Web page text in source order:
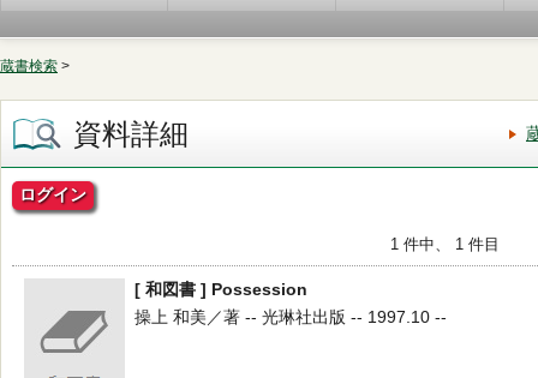
蔵書検索 >
資料詳細
ログイン
1 件中、 1 件目
[ 和図書 ] Possession
操上 和美／著 -- 光琳社出版 -- 1997.10 --